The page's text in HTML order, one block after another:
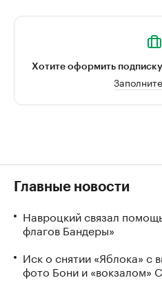
Хотите оформить
Главные новости
Навроцкий связал
флагов Бандеры»
Иск о снятии «Яблока» с
фото Бони и «вокзалом»